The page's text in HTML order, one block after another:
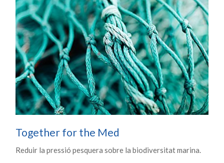
Together for the Med
Reduir la pressió pesquera sobre la biodiversitat marina.